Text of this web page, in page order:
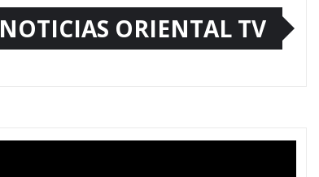
NOTICIAS ORIENTAL TV